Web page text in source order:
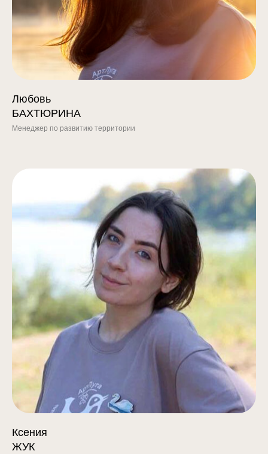
Любовь
БАХТЮРИНА
Менеджер по развитию территории
Ксения
ЖУК